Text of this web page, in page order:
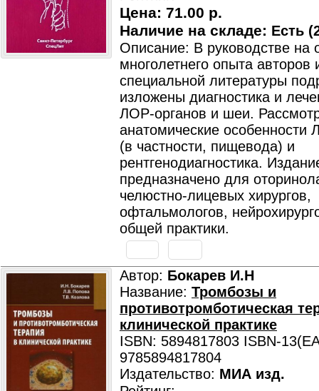
Цена: 71.00 р.
Наличие на складе: Есть
Описание: В руководстве на
многолетнего опыта авторов
специальной литературы
изложены диагностика и
ЛОР-органов и шеи.
анатомические особенности
(в частности, пищевода) и
рентгенодиагностика.
предназначено для
челюстно-лицевых хирургов,
офтальмологов,
общей практики.
Автор: Бокарев И.Н
Название: Тромбозы и
противотромботическая
клинической практике
ISBN: 5894817803 ISBN-
9785894817804
Издательство: МИА изд.